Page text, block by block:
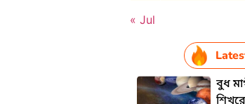
« Jul
বুধ